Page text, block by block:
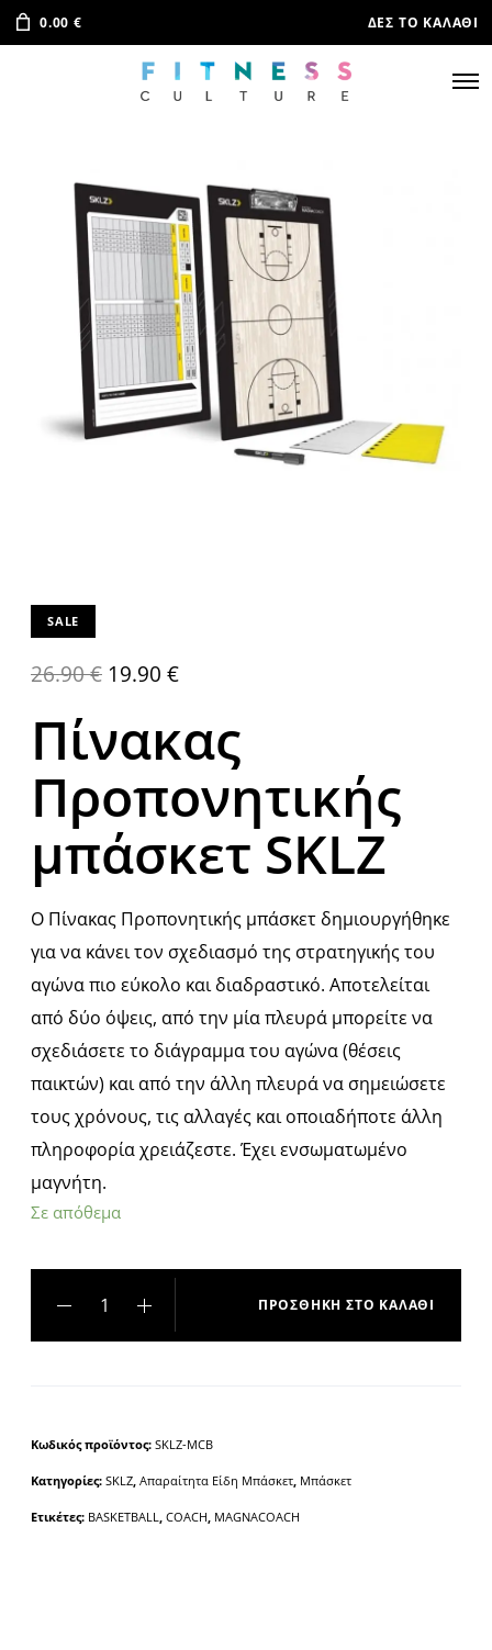
0.00 € ΔΕΣ ΤΟ ΚΑΛΆΘΙ
SALE
26.90€ 19.90 €
Πίνακας
Προπονητικής
μπάσκετ SKLZ
Ο Πίνακας Προπονητικής μπάσκετ δημιουργήθηκε
για να κάνει τον σχεδιασμό της στρατηγικής του
αγώνα πιο εύκολο και διαδραστικό. Αποτελείται
από δύο όψεις, από την μία πλευρά μπορείτε να
σχεδιάσετε το διάγραμμα του αγώνα (θέσεις
παικτών) και από την άλλη πλευρά να σημειώσετε
τους χρόνους, τις αλλαγές και οποιαδήποτε άλλη
πληροφορία χρειάζεστε. Έχει ενσωματωμένο
μαγνήτη.
Σε απόθεμα
ΠΡΟΣΘΉΚΗ ΣΤΟ ΚΑΛΆΘΙ
n
a
Κωδικός προϊόντος: SKLZ-MCB
Κατηγορίες: SKLZ Απαραίτητα Είδη Μπάσκετ Μπάσκετ
Ετικέτες: BASKETBALL COACH MAGNACOACH